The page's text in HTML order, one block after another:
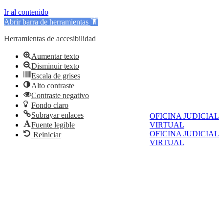
OFICINA JUDICIAL
VIRTUAL
OFICINA JUDICIAL
VIRTUAL
Ir al contenido
Abrir barra de herramientas
Herramientas de accesibilidad
Aumentar texto
Disminuir texto
Escala de grises
Alto contraste
Contraste negativo
Fondo claro
Subrayar enlaces
Fuente legible
Reiniciar